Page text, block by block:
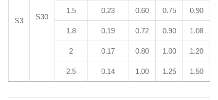
S3 S30
1.5 0.23 0.60 0.75 0.90
1.8 0.19 0.72 0.90 1.08
2 0.17 0.80 1.00 1.20
2.5 0.14 1.00 1.25 1.50